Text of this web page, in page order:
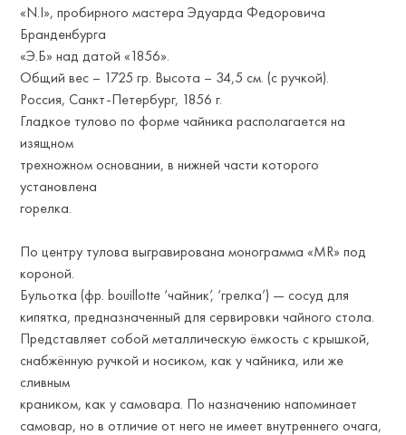
«N.I», пробирного мастера Эдуарда Федоровича
Бранденбурга
«Э.Б» над датой «1856».
Общий вес – 1725 гр. Высота – 34,5 см. (с ручкой).
Россия, Санкт-Петербург, 1856 г.
Гладкое тулово по форме чайника располагается на
изящном
трехножном основании, в нижней части которого
установлена
горелка.
По центру тулова выгравирована монограмма «МR» под
короной.
Бульотка (фр. bouillotte ‘чайник’, ‘грелка’) — сосуд для
кипятка, предназначенный для сервировки чайного стола.
Представляет собой металлическую ёмкость с крышкой,
снабжённую ручкой и носиком, как у чайника, или же
сливным
краником, как у самовара. По назначению напоминает
самовар, но в отличие от него не имеет внутреннего очага,